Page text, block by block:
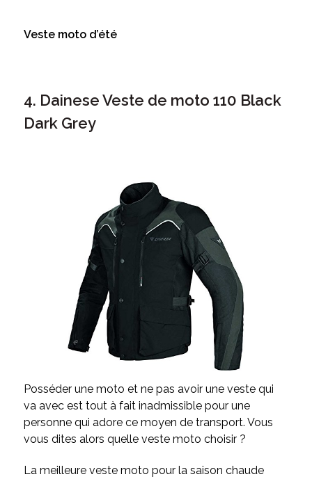
Veste moto d’été
4. Dainese Veste de moto 110 Black
Dark Grey
Posséder une moto et ne pas avoir une veste qui
va avec est tout à fait inadmissible pour une
personne qui adore ce moyen de transport. Vous
vous dites alors quelle veste moto choisir ?
La meilleure veste moto pour la saison chaude